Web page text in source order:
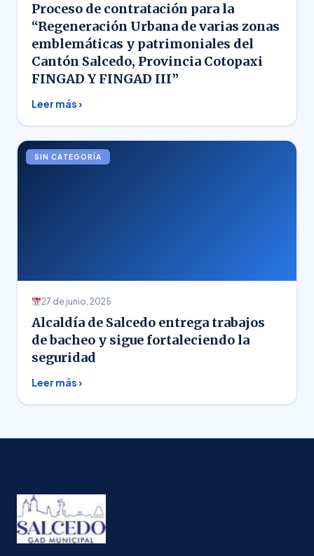
Proceso de contratación para la
“Regeneración Urbana de varias zonas
emblemáticas y patrimoniales del
Cantón Salcedo, Provincia Cotopaxi
FINGAD Y FINGAD III”
Leer más ›
SIN CATEGORÍA
27 de junio, 2025
Alcaldía de Salcedo entrega trabajos
de bacheo y sigue fortaleciendo la
seguridad
Leer más ›